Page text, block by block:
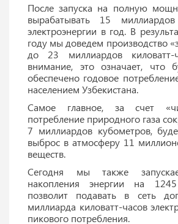
После запуска на полную
вырабатывать 15 миллиардов
электроэнергии в год. В
году мы доведем производство
до 23 миллиардов киловатт-
внимание, это означает, что
обеспечено годовое
населением Узбекистана.
Самое главное, за счет
потребление природного газа
7 миллиардов кубометров,
выброс в атмосферу 11
веществ.
Сегодня мы также
накопления энергии на
позволит подавать в сеть
миллиарда киловатт-часов
пикового потребления.